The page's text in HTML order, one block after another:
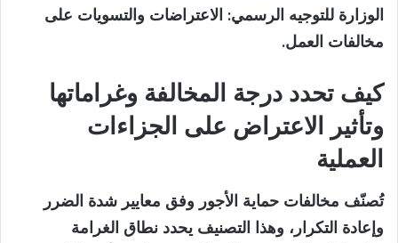
الوزارة للتوجيه الرسمي: الاعتراضات والتسويات على
مخالفات العمل.
كيف تحدد درجة المخالفة وغراماتها
وتأثير الاعتراض على الجزاءات
العملية
تُصنّف مخالفات حماية الأجور وفق معايير شدة الضرر
وإعادة التكرار، وهذا التصنيف يحدد نطاق الغرامة